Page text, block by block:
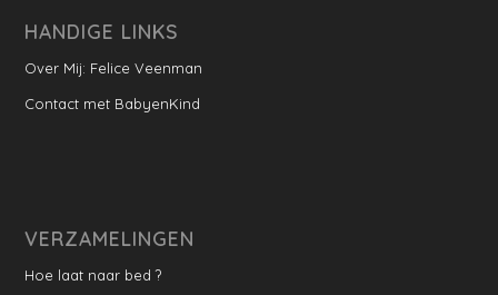
HANDIGE LINKS
Over Mij: Felice Veenman
Contact met BabyenKind
VERZAMELINGEN
Hoe laat naar bed ?